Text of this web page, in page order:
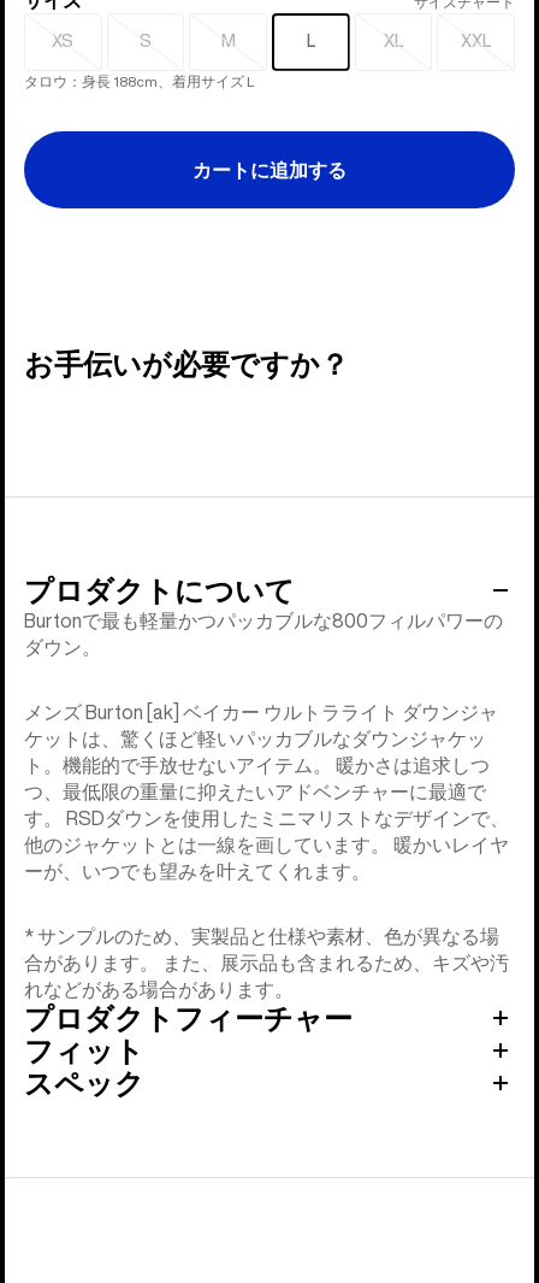
XS
売
り
S
売
M
売
り
L XL
売
XXL
売
タロウ：身長 188cm、着用サイズ L
カートに追加する
お手伝いが必要ですか？
プロダクトについて
Burtonで最も軽量かつパッカブルな800フィルパワーの
ダウン。
メンズ Burton [ak] ベイカー ウルトラライト ダウンジャ
ケットは、驚くほど軽いパッカブルなダウンジャケッ
ト。機能的で手放せないアイテム。 暖かさは追求しつ
つ、最低限の重量に抑えたいアドベンチャーに最適で
す。 RSDダウンを使用したミニマリストなデザインで、
他のジャケットとは一線を画しています。 暖かいレイヤ
ーが、いつでも望みを叶えてくれます。
* サンプルのため、実製品と仕様や素材、色が異なる場
合があります。 また、展示品も含まれるため、キズや汚
れなどがある場合があります。
プロダクトフィーチャー
フィット
スペック